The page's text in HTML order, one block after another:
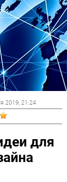
2019 , 21:24
для